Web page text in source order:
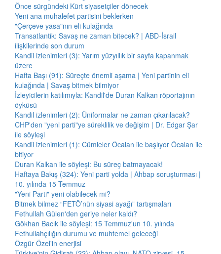
Önce sürgündeki Kürt siyasetçiler dönecek
Yeni ana muhalefet partisini beklerken
"Çerçeve yasa"nın eli kulağında
Transatlantik: Savaş ne zaman bitecek? | ABD-İsrail
ilişkilerinde son durum
Kandil izlenimleri (3): Yarım yüzyıllık bir sayfa kapanmak
üzere
Hafta Başı (91): Süreçte önemli aşama | Yeni partinin eli
kulağında | Savaş bitmek bilmiyor
İzleyicilerin katılımıyla: Kandil'de Duran Kalkan röportajının
öyküsü
Kandil izlenimleri (2): Üniformalar ne zaman çıkarılacak?
CHP'den "yeni parti"ye süreklilik ve değişim | Dr. Edgar Şar
ile söyleşi
Kandil izlenimleri (1): Cümleler Öcalan ile başlıyor Öcalan ile
bitiyor
Duran Kalkan ile söyleşi: Bu süreç batmayacak!
Haftaya Bakış (324): Yeni parti yolda | Ahbap soruşturması |
10. yılında 15 Temmuz
"Yeni Parti" yeni olabilecek mi?
Bitmek bilmez “FETÖ’nün siyasi ayağı” tartışmaları
Fethullah Gülen'den geriye neler kaldı?
Gökhan Bacık ile söyleşi: 15 Temmuz'un 10. yılında
Fethullahçılığın durumu ve muhtemel geleceği
Özgür Özel'in enerjisi